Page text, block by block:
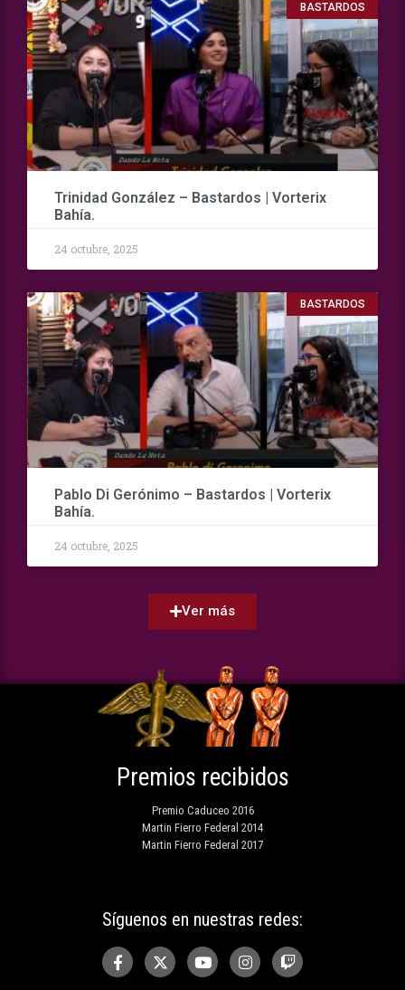
BASTARDOS
Trinidad González – Bastardos | Vorterix
Bahía.
24 octubre, 2025
BASTARDOS
Pablo Di Gerónimo – Bastardos | Vorterix
Bahía.
24 octubre, 2025
Ver más
Síguenos en nuestras redes:
Premios recibidos
Premio Caduceo 2016
Martin Fierro Federal 2014
Martin Fierro Federal 2017